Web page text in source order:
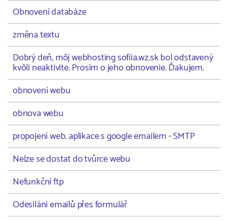
Obnovení databáze
změna textu
Dobrý deň, môj webhosting sofiia.wz.sk bol odstavený
kvôli neaktivite. Prosím o jeho obnovenie. Ďakujem.
obnovení webu
obnova webu
propojení web. aplikace s google emailem - SMTP
Nelze se dostat do tvůrce webu
Nefunkční ftp
Odesílání emailů přes formulář